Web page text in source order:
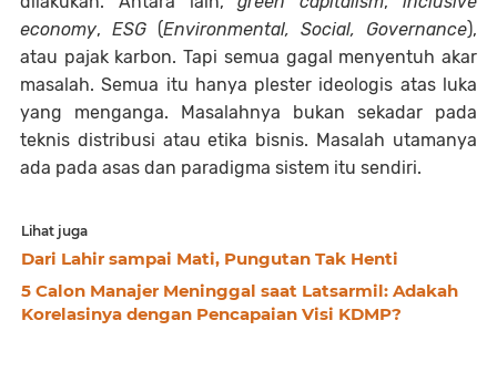
economy, ESG (Environmental, Social, Governance),
atau pajak karbon. Tapi semua gagal menyentuh akar
masalah. Semua itu hanya plester ideologis atas luka
yang menganga. Masalahnya bukan sekadar pada
teknis distribusi atau etika bisnis. Masalah utamanya
ada pada asas dan paradigma sistem itu sendiri.
Lihat juga
Dari Lahir sampai Mati, Pungutan Tak Henti
5 Calon Manajer Meninggal saat Latsarmil: Adakah
Korelasinya dengan Pencapaian Visi KDMP?